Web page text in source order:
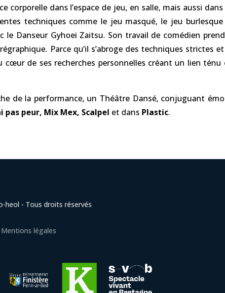
corporelle dans l’espace de jeu, en salle, mais aussi dans
techniques comme le jeu masqué, le jeu
Danseur Gyhoei Zaitsu. Son travail de comédien
Parce qu’il s’abroge des techniques strictes
de ses recherches personnelles créant un lien
de la performance, un Théâtre Dansé, conjuguant
pas peur, Mix Mex, Scalpel et dans Plastic.
heol - Tous droits réservés
Mentions légales